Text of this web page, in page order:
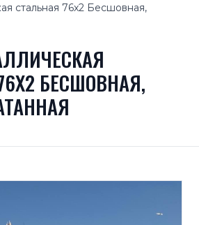
стальная 76x2 Бесшовная,
БЕСШОВНАЯ,